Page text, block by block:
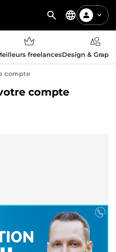
freelancesDesign &
compte
compte